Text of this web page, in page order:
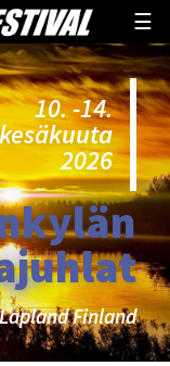
☰
10. -14.
kesäkuuta
2026
Finland